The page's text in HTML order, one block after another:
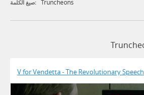
صيغ الكلمة: Truncheons
V for Vendetta - The Revolutionary Speech